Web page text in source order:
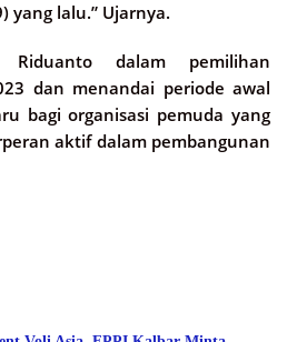
yang lalu.” Ujarnya.
Riduanto dalam pemilihan
dan menandai periode awal
bagi organisasi pemuda yang
aktif dalam pembangunan